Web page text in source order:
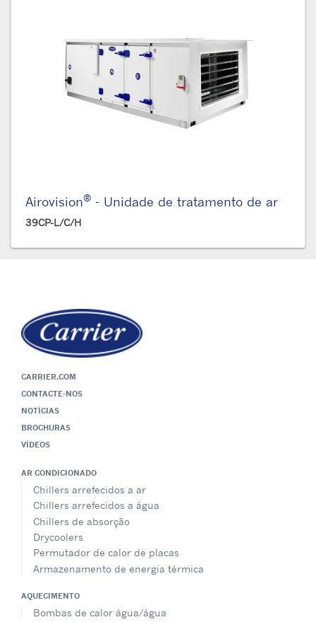
Airovision® - Unidade de tratamento de ar
39CP-L/C/H
CARRIER.COM
CONTACTE-NOS
NOTÍCIAS
BROCHURAS
VÍDEOS
AR CONDICIONADO
Chillers arrefecidos a ar
Chillers arrefecidos a água
Chillers de absorção
Drycoolers
Permutador de calor de placas
Armazenamento de energia térmica
AQUECIMENTO
Bombas de calor água/água